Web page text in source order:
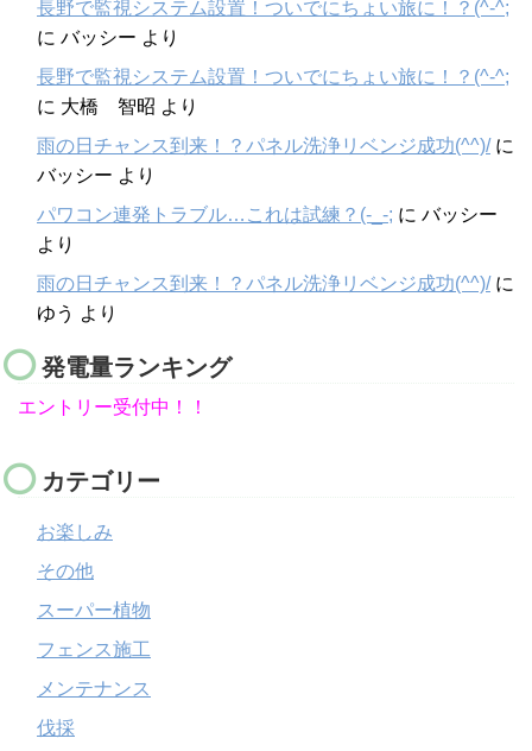
長野で監視システム設置！ついでにちょい旅に！？(^-^;
に バッシー より
長野で監視システム設置！ついでにちょい旅に！？(^-^;
に 大橋 智昭 より
雨の日チャンス到来！？パネル洗浄リベンジ成功(^^)/に
バッシー より
パワコン連発トラブル…これは試練？(-_-; に バッシー
より
雨の日チャンス到来！？パネル洗浄リベンジ成功(^^)/に
ゆう より
発電量ランキング
エントリー受付中！！
カテゴリー
お楽しみ
その他
スーパー植物
フェンス施工
メンテナンス
伐採